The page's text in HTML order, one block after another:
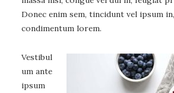
Donec enim sem, tincidunt vel ipsum
condimentum lorem.
Vestibul
um ante
ipsum